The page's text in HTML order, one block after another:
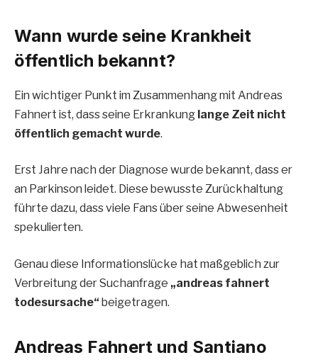
Wann wurde seine Krankheit
öffentlich bekannt?
Ein wichtiger Punkt im Zusammenhang mit Andreas
Fahnert ist, dass seine Erkrankung lange Zeit nicht
öffentlich gemacht wurde.
Erst Jahre nach der Diagnose wurde bekannt, dass er
an Parkinson leidet. Diese bewusste Zurückhaltung
führte dazu, dass viele Fans über seine Abwesenheit
spekulierten.
Genau diese Informationslücke hat maßgeblich zur
Verbreitung der Suchanfrage „andreas fahnert
todesursache“ beigetragen.
Andreas Fahnert und Santiano